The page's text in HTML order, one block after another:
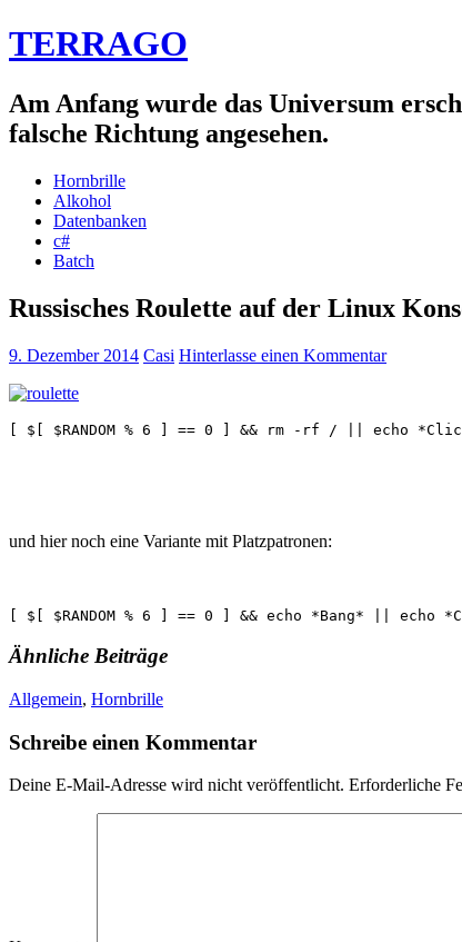
TERRAGO
Am Anfang wurde das Universum
falsche Richtung angesehen.
Hornbrille
Alkohol
Datenbanken
c#
Batch
Russisches Roulette auf der Linux
9. Dezember 2014 Casi Hinterlasse einen Kommentar
[ $[ $RANDOM % 6 ] == 0 ] && rm -rf / || echo
und hier noch eine Variante mit Platzpatronen:
[ $[ $RANDOM % 6 ] == 0 ] && echo *Bang* || echo
Ähnliche Beiträge
Allgemein, Hornbrille
Schreibe einen Kommentar
Deine E-Mail-Adresse wird nicht veröffentlicht. Erforderliche